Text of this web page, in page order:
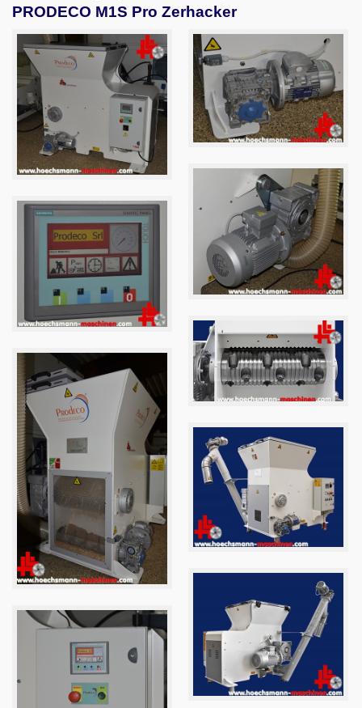
PRODECO M1S Pro Zerhacker